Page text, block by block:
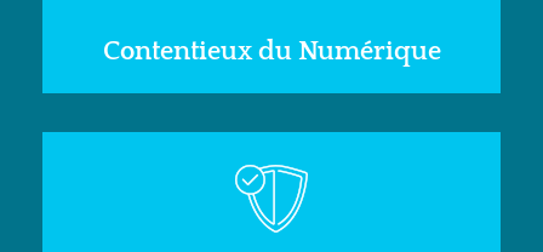
Contentieux du Numérique